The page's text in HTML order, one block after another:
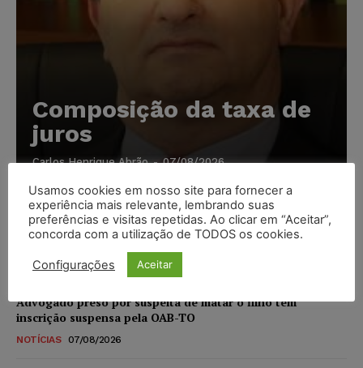
Composição da taxa de
juros
Carlos Henrique Abrão - 07/08/2026
Meta é alvo de denúncia após anúncios com conteúdo
sexual infantil gerado por IA circularem em suas
plataformas
NOTÍCIAS 07/08/2026
Advogado preso por suspeita de matar o filho tem
inscrição suspensa pela OAB-TO
NOTÍCIAS 07/08/2026
Usamos cookies em nosso site para fornecer a
experiência mais relevante, lembrando suas
preferências e visitas repetidas. Ao clicar em “Aceitar”,
concorda com a utilização de TODOS os cookies.
Configurações Aceitar